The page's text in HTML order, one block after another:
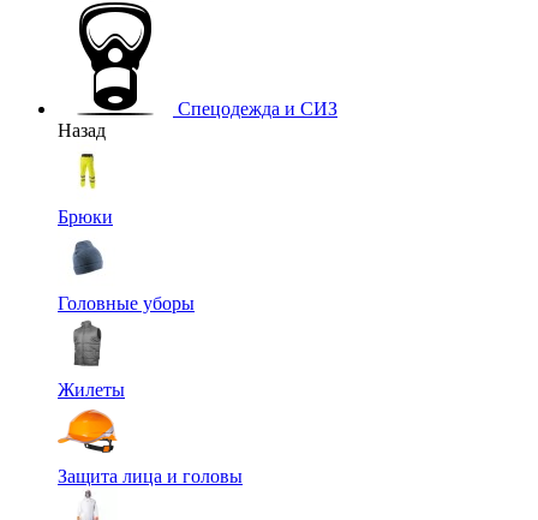
Спецодежда и СИЗ
Назад
Брюки
Головные уборы
Жилеты
Защита лица и головы